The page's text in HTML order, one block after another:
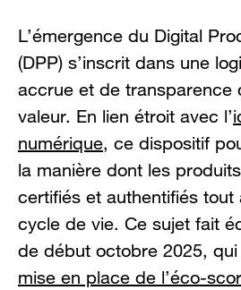
L’émergence du Digital
(DPP) s’inscrit dans une
accrue et de transparence
valeur. En lien étroit avec l’
numérique, ce dispositif
la manière dont les
certifiés et authentifiés tout
cycle de vie. Ce sujet fait
de début octobre 2025,
mise en place de l’éco-